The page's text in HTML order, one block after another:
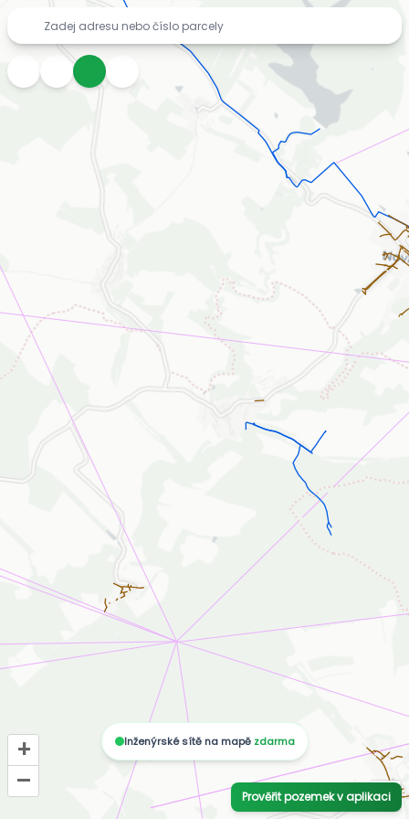
Mapa inženýrských sítí zdarma – vodovody, kanalizace,
Inženýrské sítě na mapě zdarma
Prověřit pozemek v aplikaci
+
–
i